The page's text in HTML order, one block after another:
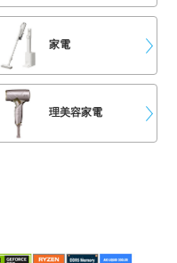
家電
理美容家電